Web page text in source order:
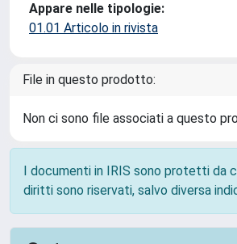
Appare nelle tipologie:
01.01 Articolo in rivista
File in questo prodotto:
Non ci sono file associati a questo
I documenti in IRIS sono protetti da
diritti sono riservati, salvo diversa